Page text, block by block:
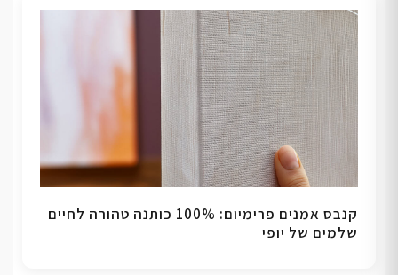
קנבס אמנים פרימיום: 100% כותנה טהורה לחיים
שלמים של יופי